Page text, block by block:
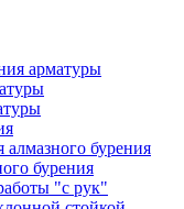
арматуры
алмазного бурения
бурения
"с рук"